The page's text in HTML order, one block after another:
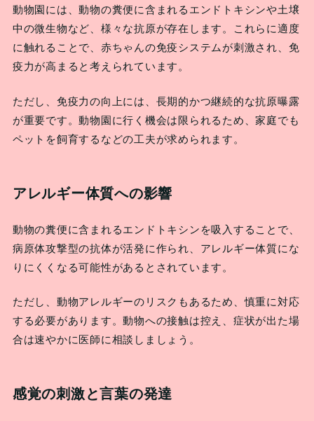
動物園には、動物の糞便に含まれるエンドトキシンや土壌
中の微生物など、様々な抗原が存在します。これらに適度
に触れることで、赤ちゃんの免疫システムが刺激され、免
疫力が高まると考えられています。
ただし、免疫力の向上には、長期的かつ継続的な抗原曝露
が重要です。動物園に行く機会は限られるため、家庭でも
ペットを飼育するなどの工夫が求められます。
アレルギー体質への影響
動物の糞便に含まれるエンドトキシンを吸入することで、
病原体攻撃型の抗体が活発に作られ、アレルギー体質にな
りにくくなる可能性があるとされています。
ただし、動物アレルギーのリスクもあるため、慎重に対応
する必要があります。動物への接触は控え、症状が出た場
合は速やかに医師に相談しましょう。
感覚の刺激と言葉の発達